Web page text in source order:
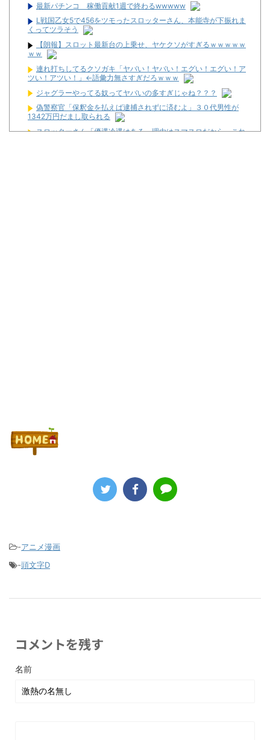
最新パチンコ 稼働貢献1週で終わるwwwww
L戦国乙女5で456をツモったスロッターさん、本能寺が下振れま
くってツラそう
【朗報】スロット最新台の上乗せ、ヤケクソがすぎるｗｗｗｗｗ
ｗｗ
連れ打ちしてるクソガキ「ヤバい！ヤバい！エグい！エグい！ア
ツい！アツい！」←語彙力無さすぎだろｗｗｗ
ジャグラーやってる奴ってヤバいの多すぎじゃね？？？
偽警察官「保釈金を払えば逮捕されずに済むよ」３０代男性が
1342万円だまし取られる
スロッターさん「優遇冷遇はある。理由はスマスロだから、これ
-アニメ漫画
-頭文字D
コメントを残す
名前